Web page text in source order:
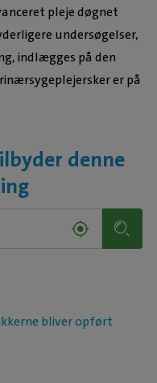
pleje døgnet
undersøgelser,
indlægges på den
er på
denne
bliver opført